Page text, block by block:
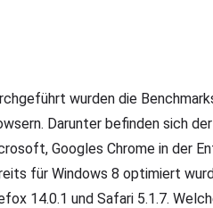
wurden die
Darunter befinden sich
Googles Chrome in der
für Windows 8 optimiert
14.0.1 und Safari 5.1.7.